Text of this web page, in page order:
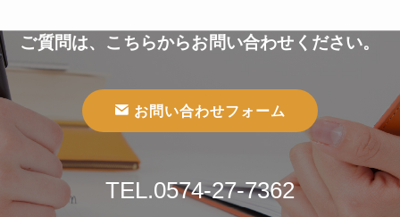
ご質問は、こちらからお問い合わせください。
お問い合わせフォーム
TEL.0574-27-7362